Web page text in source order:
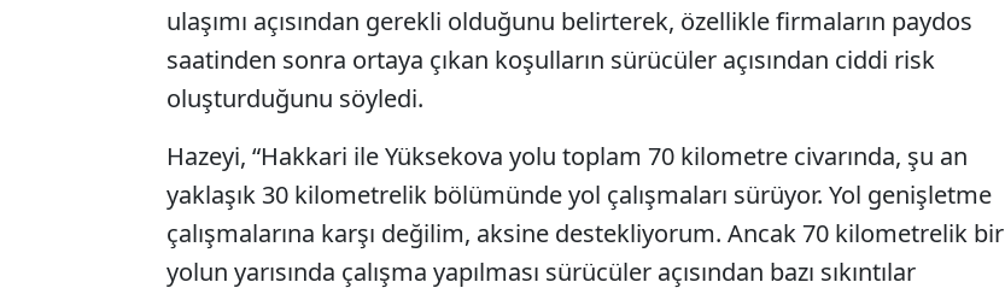
ulaşımı açısından gerekli olduğunu belirterek, özellikle firmaların paydos
saatinden sonra ortaya çıkan koşulların sürücüler açısından ciddi risk
oluşturduğunu söyledi.
Hazeyi, “Hakkari ile Yüksekova yolu toplam 70 kilometre civarında, şu an
yaklaşık 30 kilometrelik bölümünde yol çalışmaları sürüyor. Yol genişletme
çalışmalarına karşı değilim, aksine destekliyorum. Ancak 70 kilometrelik bir
yolun yarısında çalışma yapılması sürücüler açısından bazı sıkıntılar